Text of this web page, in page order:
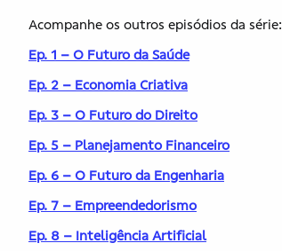
Acompanhe os outros episódios da série:
Ep. 1 – O Futuro da Saúde
Ep. 2 – Economia Criativa
Ep. 3 – O Futuro do Direito
Ep. 5 – Planejamento Financeiro
Ep. 6 – O Futuro da Engenharia
Ep. 7 – Empreendedorismo
Ep. 8 – Inteligência Artificial